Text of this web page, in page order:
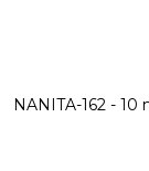
NANITA-162 - 10